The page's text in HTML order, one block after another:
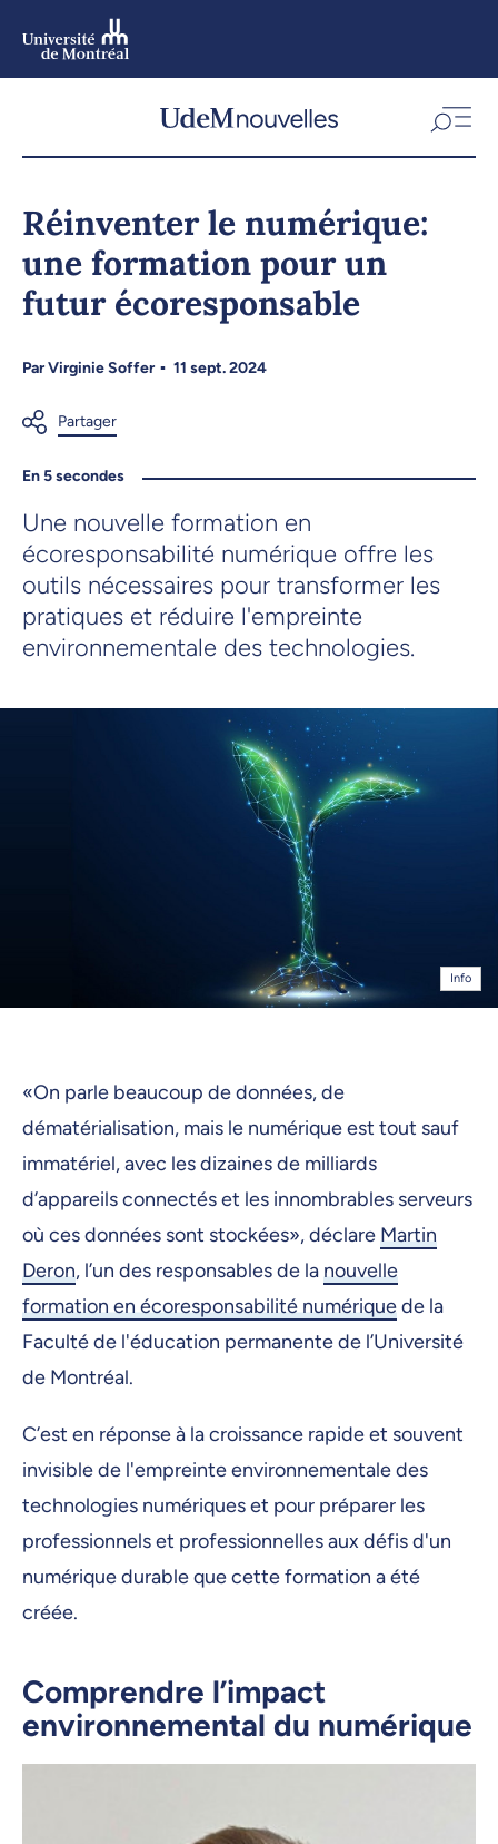
Réinventer le numérique:
une formation pour un
futur écoresponsable
ParVirginie Soffer 11 sept. 2024
En 5 secondes
Une nouvelle formation en
écoresponsabilité numérique offre les
outils nécessaires pour transformer les
pratiques et réduire l'empreinte
environnementale des technologies.
Info
«On parle beaucoup de données, de
dématérialisation, mais le numérique est tout sauf
immatériel, avec les dizaines de milliards
d’appareils connectés et les innombrables serveurs
où ces données sont stockées», déclare Martin
Deron, l’un des responsables de la nouvelle
formation en écoresponsabilité numériquede la
Faculté de l'éducation permanente de l’Université
de Montréal.
C’est en réponse à la croissance rapide et souvent
invisible de l'empreinte environnementale des
technologies numériques et pour préparer les
professionnels et professionnelles aux défis d'un
numérique durable que cette formation a été
créée.
Comprendre l’impact
environnemental du numérique